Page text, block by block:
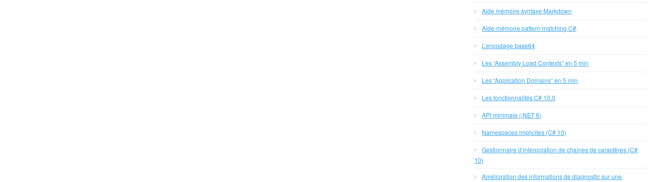
Aide mémoire syntaxe Markdown
Aide-mémoire pattern matching C#
L’encodage base64
Les “Assembly Load Contexts” en 5 min
Les “Application Domains” en 5 min
Les fonctionnalités C# 10.0
API minimale (.NET 6)
Namespaces implicites (C# 10)
Gestionnaire d’interpolation de chaînes de caractères (C#
10)
Amélioration des informations de diagnostic sur une